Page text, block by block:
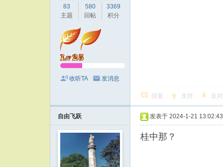
83
主题
580
回帖
3369
积分
收听TA 发消息
回复 支持 反对
自由飞跃 发表于 2024-1-21 13:02:43
桂中那？